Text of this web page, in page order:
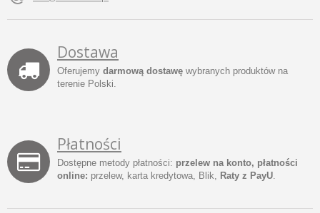
Dostawa
Oferujemy darmową dostawę wybranych produktów na
terenie Polski.
Płatności
Dostępne metody płatności: przelew na konto, płatności
online: przelew, karta kredytowa, Blik, Raty z PayU.